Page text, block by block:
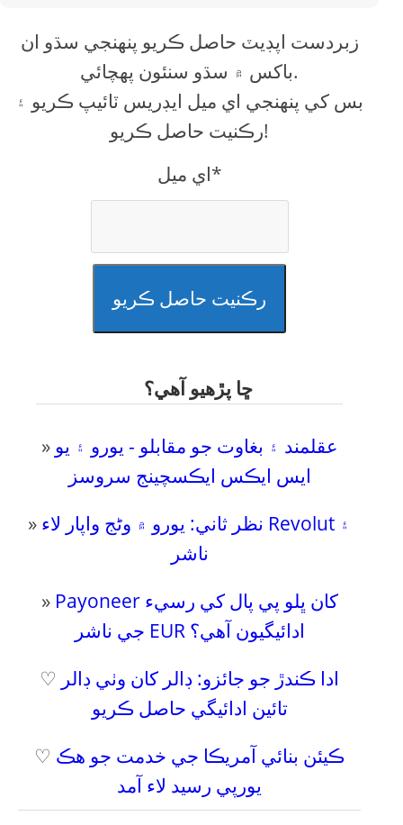
زبردست اپڊيٽ حاصل ڪريو پنهنجي سڌو ان
باکس ۾ سڌو سنئون پهچائي.
بس کي پنهنجي اي ميل ايڊريس ٽائيپ ڪريو ۽
رڪنيت حاصل ڪريو!
اي ميل*
رڪنيت حاصل ڪريو
ڇا پڙهيو آهي؟
» عقلمند ۽ بغاوت جو مقابلو - يورو ۽ يو
ايس ايڪس ايڪسچينج سروسز
» نظر ثاني: يورو ۾ وڻج واپار لاء Revolut ۽
ناشر
» Payoneer کان ڀلو پي پال کي رسيء
جي ناشر EUR ادائيگيون آهي؟
♡ ادا ڪندڙ جو جائزو: ڊالر کان وٺي ڊالر
تائين ادائيگي حاصل ڪريو
♡ ڪيئن بنائي آمريڪا جي خدمت جو هڪ
يورپي رسيد لاء آمد